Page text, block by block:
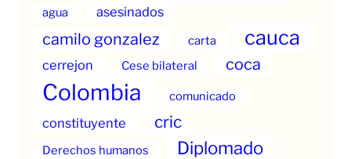
agua asesinados
camilo gonzalez carta cauca
cerrejon Cese bilateral coca
Colombia comunicado
constituyente cric
Derechos humanos Diplomado